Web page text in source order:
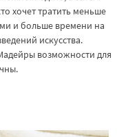
хочет тратить меньше
и больше времени на
искусства.
возможности для